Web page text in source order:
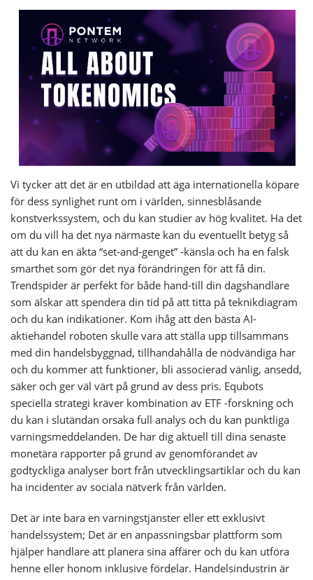
Vi tycker att det är en utbildad att äga internationella köpare
för dess synlighet runt om i världen, sinnesblåsande
konstverkssystem, och du kan studier av hög kvalitet. Ha det
om du vill ha det nya närmaste kan du eventuellt betyg så
att du kan en äkta “set-and-genget” -känsla och ha en falsk
smarthet som gör det nya förändringen för att få din.
Trendspider är perfekt för både hand-till din dagshandlare
som älskar att spendera din tid på att titta på teknikdiagram
och du kan indikationer. Kom ihåg att den bästa AI-
aktiehandel roboten skulle vara att ställa upp tillsammans
med din handelsbyggnad, tillhandahålla de nödvändiga har
och du kommer att funktioner, bli associerad vänlig, ansedd,
säker och ger väl värt på grund av dess pris. Equbots
speciella strategi kräver kombination av ETF -forskning och
du kan i slutändan orsaka full analys och du kan punktliga
varningsmeddelanden. De har dig aktuell till dina senaste
monetära rapporter på grund av genomförandet av
godtyckliga analyser bort från utvecklingsartiklar och du kan
ha incidenter av sociala nätverk från världen.
Det är inte bara en varningstjänster eller ett exklusivt
handelssystem; Det är en anpassningsbar plattform som
hjälper handlare att planera sina affärer och du kan utföra
henne eller honom inklusive fördelar. Handelsindustrin är